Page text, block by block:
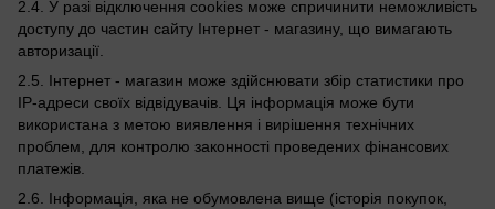
2.4. У разі відключення cookies може спричинити неможливість
доступу до частин сайту Інтернет - магазину, що вимагають
авторизації.
2.5. Інтернет - магазин може здійснювати збір статистики про
IP-адреси своїх відвідувачів. Ця інформація може бути
використана з метою виявлення і вирішення технічних
проблем, для контролю законності проведених фінансових
платежів.
2.6. Інформація, яка не обумовлена вище (історія покупок,